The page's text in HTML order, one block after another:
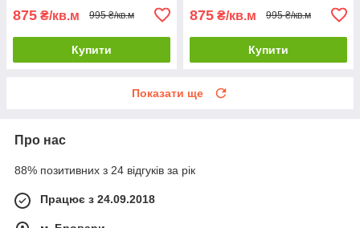
875 ₴/кв.м 995 ₴/кв.м
Купити
875 ₴/кв.м 995 ₴/кв.м
Купити
Показати ще
Про нас
88% позитивних з 24 відгуків за рік
Працює з 24.09.2018